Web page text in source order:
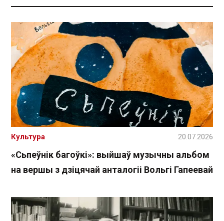
«Сьпеўнік багоўкі»: выйшаў музычны альбом
на вершы з дзіцячай анталогіі Вольгі Гапеевай
Культура 20.07.2026